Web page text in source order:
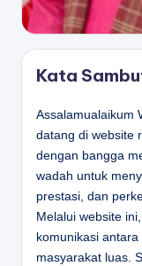
Kata
Assalamualaikum
datang di website
dengan bangga
wadah untuk
prestasi, dan
Melalui website
komunikasi
masyarakat luas.